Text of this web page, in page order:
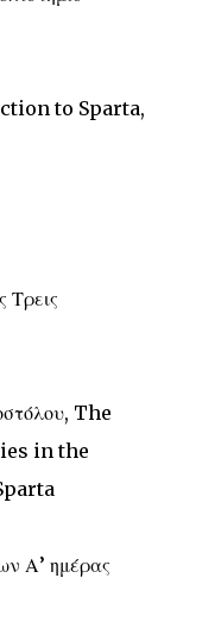
to Sparta,
Τρεις
The
in the
Α’ ημέρας